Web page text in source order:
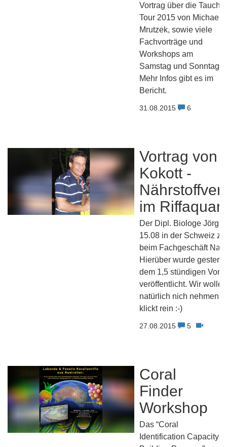
Vortrag über die Tauch-
Tour 2015 von Michael
Mrutzek, sowie viele
Fachvorträge und
Workshops am
Samstag und Sonntag.
Mehr Infos gibt es im
Bericht.
31.08.2015 6
Vortrag von
Kokott -
im
Der Dipl. Biologe Jörg
15.08 in der Schweiz
beim Fachgeschäft
Hierüber wurde
dem 1,5 stündigen
veröffentlicht. Wir
natürlich nich nehmen
klickt rein :-)
27.08.2015 5
Coral
Finder
Workshop
Das “Coral
Identification Capacity